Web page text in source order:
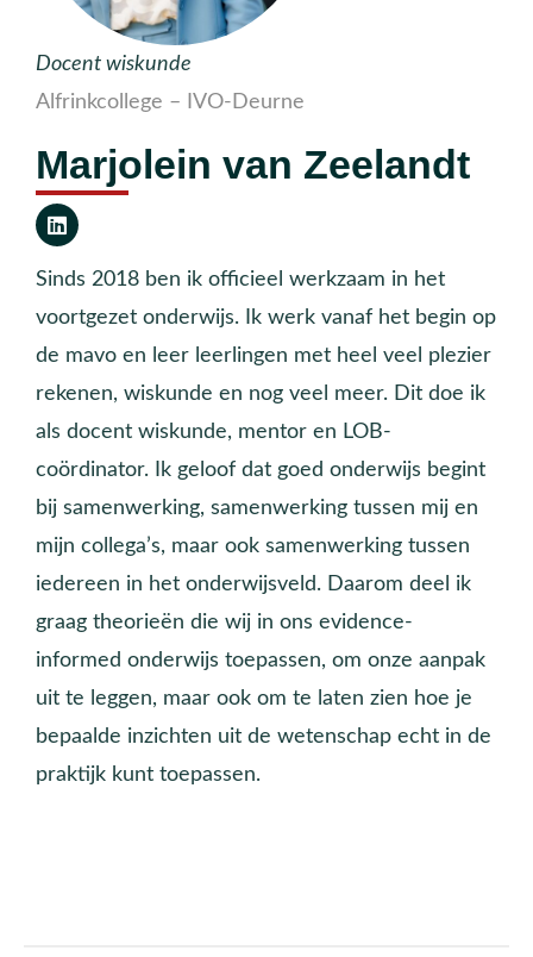
Docent wiskunde
Alfrinkcollege – IVO-Deurne
Marjolein van Zeelandt
Sinds 2018 ben ik officieel werkzaam in het
voortgezet onderwijs. Ik werk vanaf het begin op
de mavo en leer leerlingen met heel veel plezier
rekenen, wiskunde en nog veel meer. Dit doe ik
als docent wiskunde, mentor en LOB-
coördinator. Ik geloof dat goed onderwijs begint
bij samenwerking, samenwerking tussen mij en
mijn collega’s, maar ook samenwerking tussen
iedereen in het onderwijsveld. Daarom deel ik
graag theorieën die wij in ons evidence-
informed onderwijs toepassen, om onze aanpak
uit te leggen, maar ook om te laten zien hoe je
bepaalde inzichten uit de wetenschap echt in de
praktijk kunt toepassen.